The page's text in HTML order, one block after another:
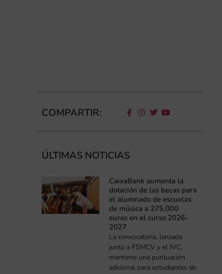
COMPARTIR:
ÚLTIMAS NOTICIAS
CaixaBank aumenta la
dotación de las becas para
el alumnado de escuelas
de música a 275.000
euros en el curso 2026-
2027
La convocatoria, lanzada
junto a FSMCV y el IVC,
mantiene una puntuación
adicional para estudiantes de